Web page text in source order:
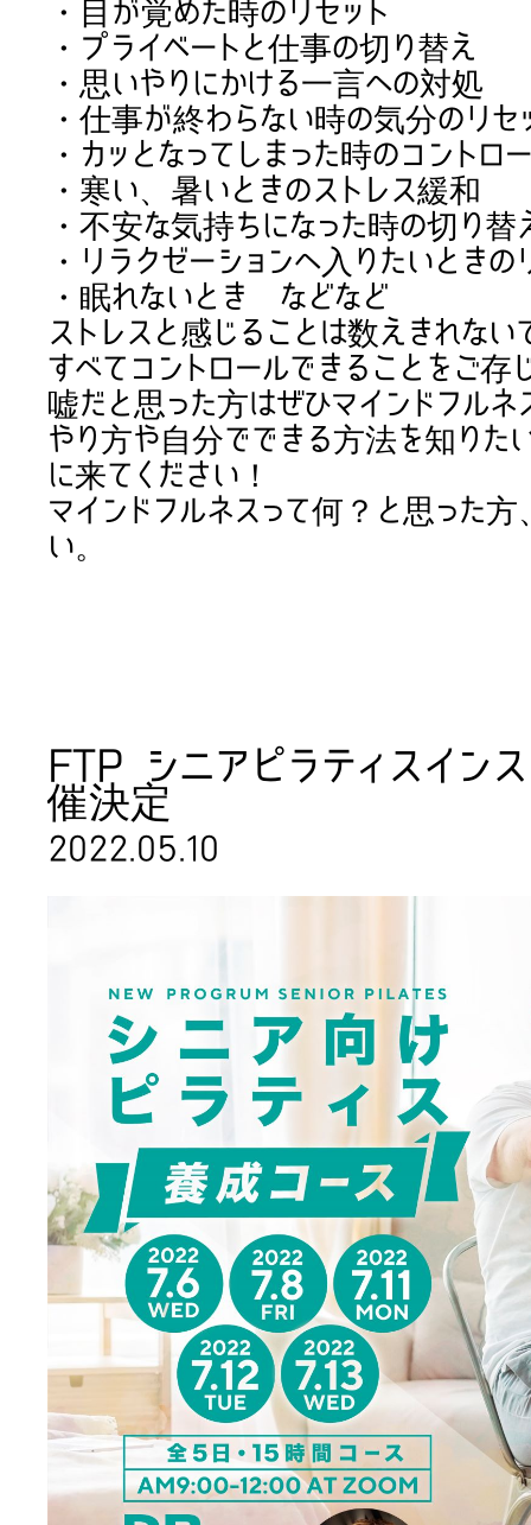
・目が覚めた時のリセット
・プライベートと仕事の切り替え
・思いやりにかける一言への対処
・仕事が終わらない時の気分のリセ
・カッとなってしまった時のコントロ
・寒い、暑いときのストレス緩和
・不安な気持ちになった時の切り替
・リラクゼーションへ入りたいときの
・眠れないとき などなど
ストレスと感じることは数えきれない
すべてコントロールできることをご存
嘘だと思った方はぜひマインドフルネ
やり方や自分でできる方法を知りた
に来てください！
マインドフルネスって何？と思った
い。
FTP シニアピラティスイン
催決定
2022.05.10